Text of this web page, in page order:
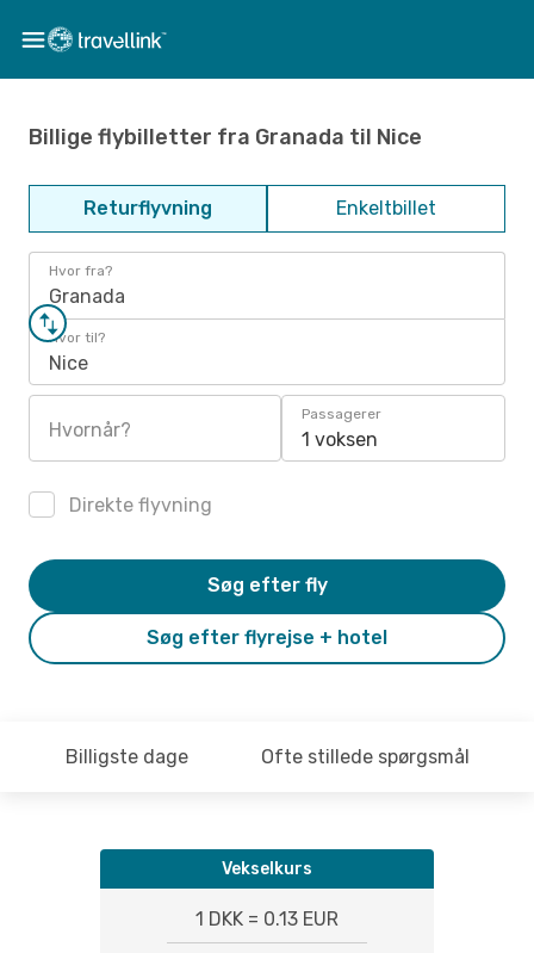
Billige flybilletter fra Granada til Nice
Returflyvning Enkeltbillet
Hvor fra?
Granada
Hvor til?
Nice
Hvornår?
Passagerer
1 voksen
Direkte flyvning
Søg efter flyrejse + hotel
Søg efter fly
Billigste dage Ofte stillede spørgsmål
Vekselkurs
1 DKK = 0.13 EUR